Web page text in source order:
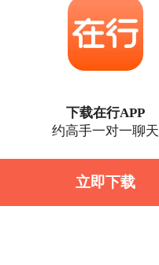
下载在行APP
约高手一对一聊天
立即下载